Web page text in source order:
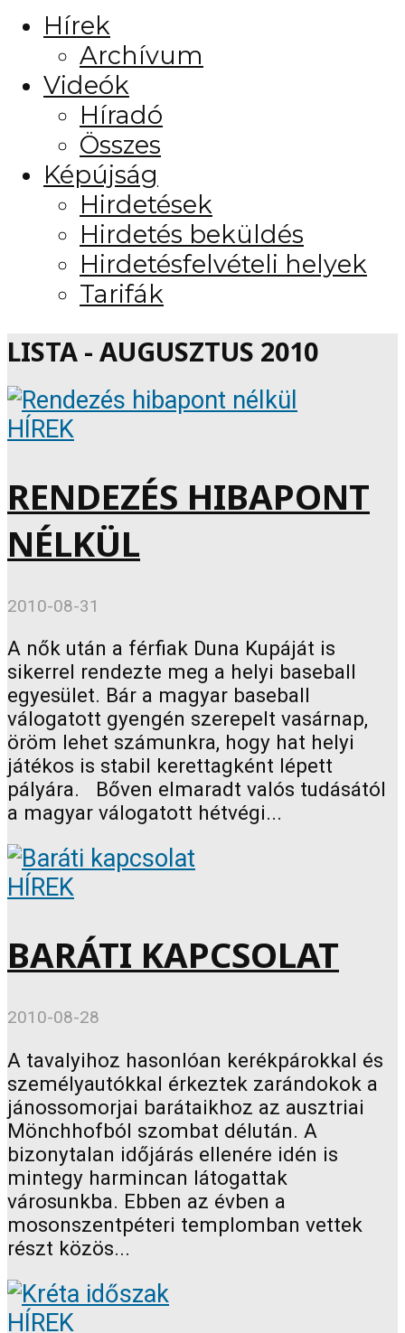
Hírek
Archívum
Videók
Híradó
Összes
Képújság
Hirdetések
Hirdetés beküldés
Hirdetésfelvételi helyek
Tarifák
LISTA - AUGUSZTUS 2010
HÍREK
RENDEZÉS HIBAPONT
NÉLKÜL
2010-08-31
A nők után a férfiak Duna Kupáját is
sikerrel rendezte meg a helyi baseball
egyesület. Bár a magyar baseball
válogatott gyengén szerepelt vasárnap,
öröm lehet számunkra, hogy hat helyi
játékos is stabil kerettagként lépett
pályára. Bőven elmaradt valós tudásától
a magyar válogatott hétvégi...
HÍREK
BARÁTI KAPCSOLAT
2010-08-28
A tavalyihoz hasonlóan kerékpárokkal és
személyautókkal érkeztek zarándokok a
jánossomorjai barátaikhoz az ausztriai
Mönchhofból szombat délután. A
bizonytalan időjárás ellenére idén is
mintegy harmincan látogattak
városunkba. Ebben az évben a
mosonszentpéteri templomban vettek
részt közös...
HÍREK